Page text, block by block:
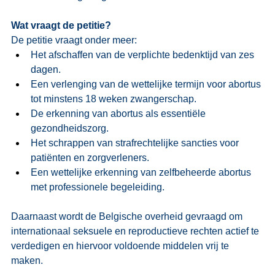
Wat vraagt de petitie?
De petitie vraagt onder meer:
Het afschaffen van de verplichte bedenktijd van zes
dagen.
Een verlenging van de wettelijke termijn voor abortus
tot minstens 18 weken zwangerschap.
De erkenning van abortus als essentiële
gezondheidszorg.
Het schrappen van strafrechtelijke sancties voor
patiënten en zorgverleners.
Een wettelijke erkenning van zelfbeheerde abortus
met professionele begeleiding.
Daarnaast wordt de Belgische overheid gevraagd om
internationaal seksuele en reproductieve rechten actief te
verdedigen en hiervoor voldoende middelen vrij te
maken.